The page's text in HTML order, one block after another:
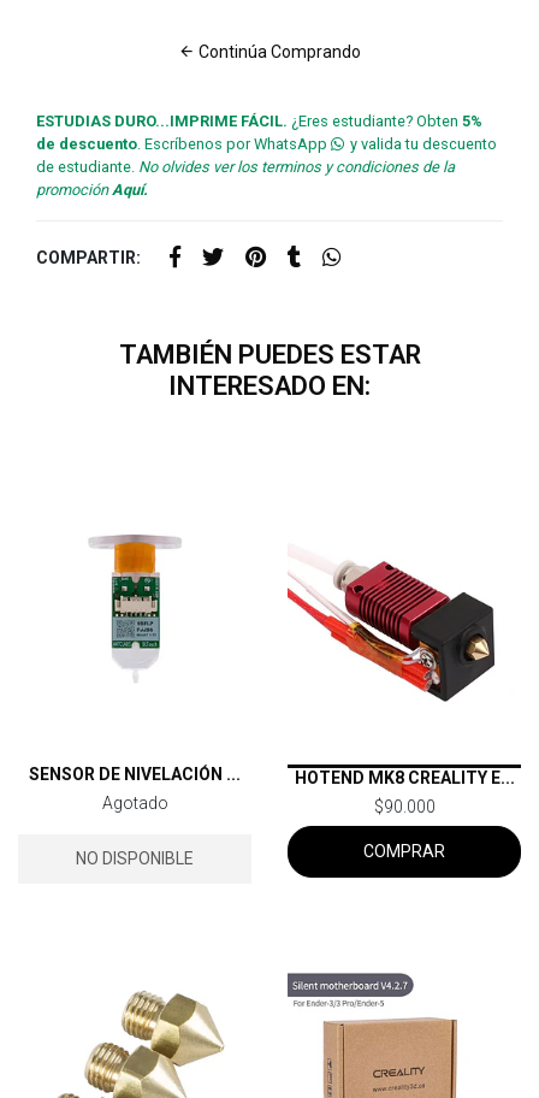
Continúa Comprando
ESTUDIAS DURO...IMPRIME FÁCIL. ¿Eres estudiante? Obten 5%
de descuento . Escríbenos por WhatsApp
y valida tu descuento
de estudiante. No olvides ver los terminos y condiciones de la
promoción Aquí.
COMPARTIR:
TAMBIÉN PUEDES ESTAR
INTERESADO EN:
SENSOR DE NIVELACIÓN ...
Agotado
NO DISPONIBLE
HOTEND MK8 CREALITY E...
$90.000
COMPRAR